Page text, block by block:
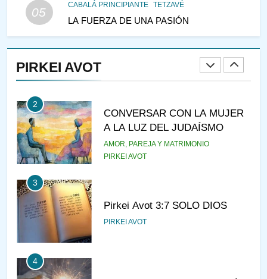
05
CABALÁ PRINCIPIANTE TETZAVÉ
LA FUERZA DE UNA PASIÓN
PIRKEI AVOT
1
RAZI ¿QUIÉN ES SABIO?
2
CONVERSAR CON LA MUJER
A LA LUZ DEL JUDAÍSMO
AMOR, PAREJA Y MATRIMONIO
PIRKEI AVOT
3
Pirkei Avot 3:7 SOLO DIOS
PIRKEI AVOT
4